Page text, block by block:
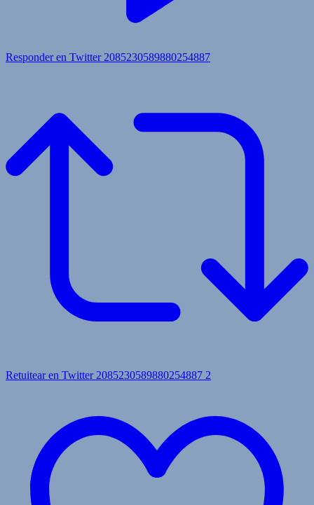
Responder en Twitter 2085230589880254887
Retuitear en Twitter 2085230589880254887 2